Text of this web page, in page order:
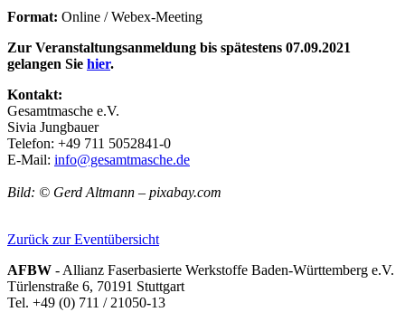
Format: Online / Webex-Meeting
Zur Veranstaltungsanmeldung bis spätestens 07.09.2021
gelangen Sie hier.
Kontakt:
Gesamtmasche e.V.
Sivia Jungbauer
Telefon: +49 711 5052841-0
E-Mail: info@gesamtmasche.de
Bild: © Gerd Altmann – pixabay.com
Zurück zur Eventübersicht
AFBW - Allianz Faserbasierte Werkstoffe Baden-Württemberg e.V.
Türlenstraße 6, 70191 Stuttgart
Tel. +49 (0) 711 / 21050-13